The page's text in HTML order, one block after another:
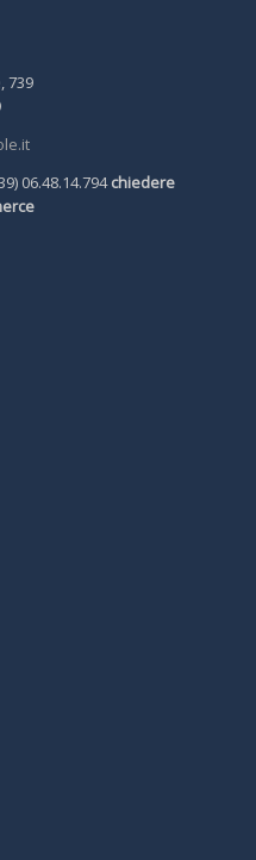
739
06.48.14.794chiedere